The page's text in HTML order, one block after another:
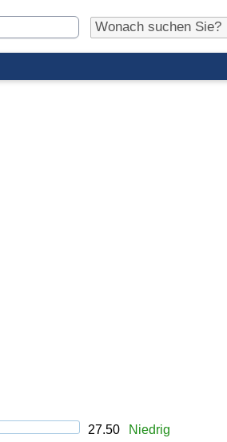
27.50
Niedrig